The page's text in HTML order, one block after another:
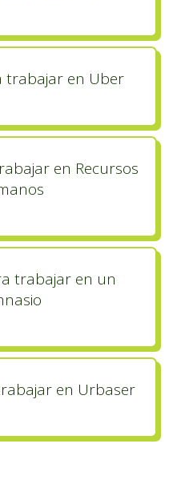
trabajar en Uber
en Recursos
trabajar en un
en Urbaser